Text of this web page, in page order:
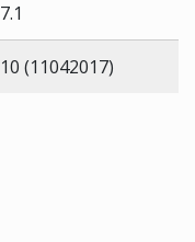
7.1
10 (11042017)